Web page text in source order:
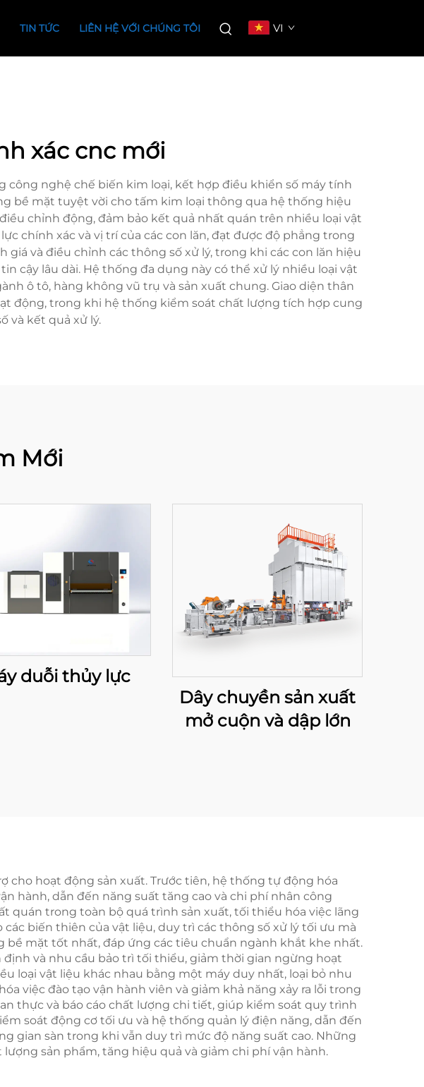
TIN TỨC LIÊN HỆ VỚI CHÚNG TÔI VI
xác cnc mới
công nghệ chế biến kim loại, kết hợp điều khiển số máy tính
bề mặt tuyệt vời cho tấm kim loại thông qua hệ thống hiệu
chỉnh động, đảm bảo kết quả nhất quán trên nhiều loại vật
chính xác và vị trí của các con lăn, đạt được độ phẳng trong
và điều chỉnh các thông số xử lý, trong khi các con lăn hiệu
cậy lâu dài. Hệ thống đa dụng này có thể xử lý nhiều loại vật
ô tô, hàng không vũ trụ và sản xuất chung. Giao diện thân
động, trong khi hệ thống kiểm soát chất lượng tích hợp cung
và kết quả xử lý.
Mới
duỗi thủy lực
Dây chuyền sản xuất
mở cuộn và dập lớn
hoạt động sản xuất. Trước tiên, hệ thống tự động hóa
hành, dẫn đến năng suất tăng cao và chi phí nhân công
quán trong toàn bộ quá trình sản xuất, tối thiểu hóa việc lãng
biến thiên của vật liệu, duy trì các thông số xử lý tối ưu mà
mặt tốt nhất, đáp ứng các tiêu chuẩn ngành khắt khe nhất.
và nhu cầu bảo trì tối thiểu, giảm thời gian ngừng hoạt
loại vật liệu khác nhau bằng một máy duy nhất, loại bỏ nhu
việc đào tạo vận hành viên và giảm khả năng xảy ra lỗi trong
thực và báo cáo chất lượng chi tiết, giúp kiểm soát quy trình
soát động cơ tối ưu và hệ thống quản lý điện năng, dẫn đến
gian sàn trong khi vẫn duy trì mức độ năng suất cao. Những
sản phẩm, tăng hiệu quả và giảm chi phí vận hành.